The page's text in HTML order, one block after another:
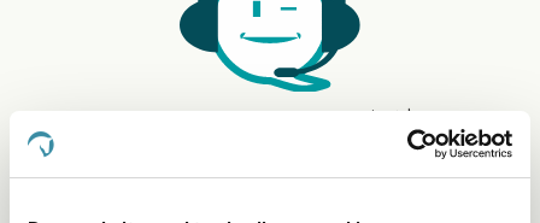
Klantenservice bereikbaarheid: